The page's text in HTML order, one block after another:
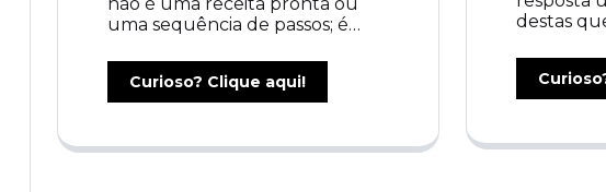
uma sequência de passos; é…
Curioso? Clique aqui!
destas